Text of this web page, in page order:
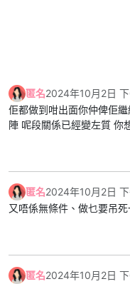
匿名2024年10月2日
佢都做到咁出面你仲俾佢
陣 呢段關係已經變左質 你
匿名2024年10月2日
又唔係無條件、做乜要吊死
匿名2024年10月2日